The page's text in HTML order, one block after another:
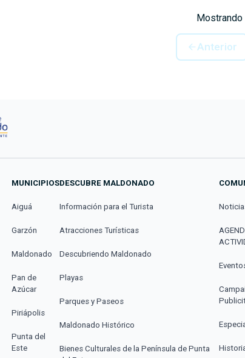
Anterior
MUNICIPIOS
Aiguá
Garzón
Maldonado
Pan de
Azúcar
Piriápolis
Punta del
Este
DESCUBRE MALDONADO
Información para el Turista
Atracciones Turísticas
Descubriendo Maldonado
Playas
Parques y Paseos
Maldonado Histórico
Bienes Culturales de la Península de Punta